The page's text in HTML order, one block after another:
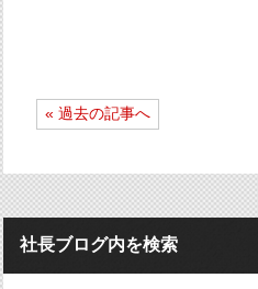
ゲ
ー
« 過去の記事へ
社長ブログ内を検索